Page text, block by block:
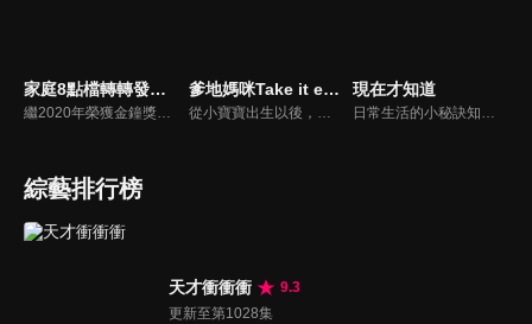
家庭8點檔轉轉發現愛
繼2020年榮獲金鐘獎「生活風格節目主持人獎」，2021年再度入圍，從真理出發的家庭談話性節目，針對現代婚姻家庭議題讓您輕鬆掌握關注方向。
爹地媽咪Take it easy
從小寶寶出生以後，父母親就該使承受各種各樣的壓力。小寶寶的健康，教育費的負擔，乃至於社會跟親友的期許，都讓父母整日擔憂。本集節目還邀請台北醫院大學附設醫院的臨床心理師黃意霖，提供紓解壓力的方法。
現在才知道
日常生活的小秘訣知多少？由理財專家賴憲政、美麗人妻季芹，用貼近民心的實際案例、最新時事的話題來分析研討，讓你了解生活中的理財消費、民生、旅遊等問題。
綜藝排行榜
天才衝衝衝
9.3
更新至第1028集